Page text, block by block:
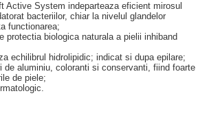
Active System indeparteaza eficient mirosul
bacteriilor, chiar la nivelul glandelor
functionarea;
protectia biologica naturala a pielii inhiband
echilibrul hidrolipidic; indicat si dupa epilare;
de aluminiu, coloranti si conservanti, fiind foarte
de piele;